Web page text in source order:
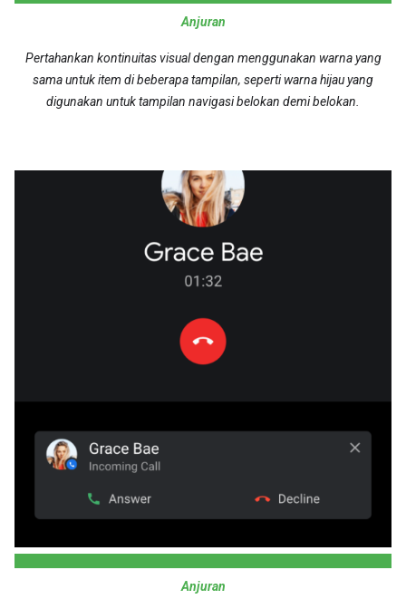
Anjuran
Pertahankan kontinuitas visual dengan menggunakan warna yang
sama untuk item di beberapa tampilan, seperti warna hijau yang
digunakan untuk tampilan navigasi belokan demi belokan.
Anjuran